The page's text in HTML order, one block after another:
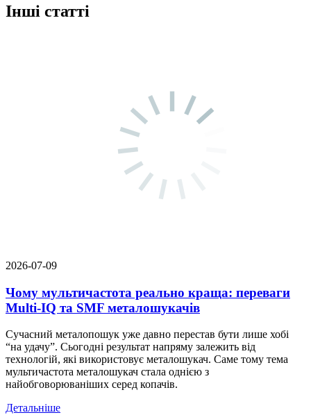
Інші статті
2026-07-09
Чому мультичастота реально краща: переваги
Multi-IQ та SMF металошукачів
Сучасний металопошук уже давно перестав бути лише хобі
“на удачу”. Сьогодні результат напряму залежить від
технологій, які використовує металошукач. Саме тому тема
мультичастота металошукач стала однією з
найобговорюваніших серед копачів.
Детальніше